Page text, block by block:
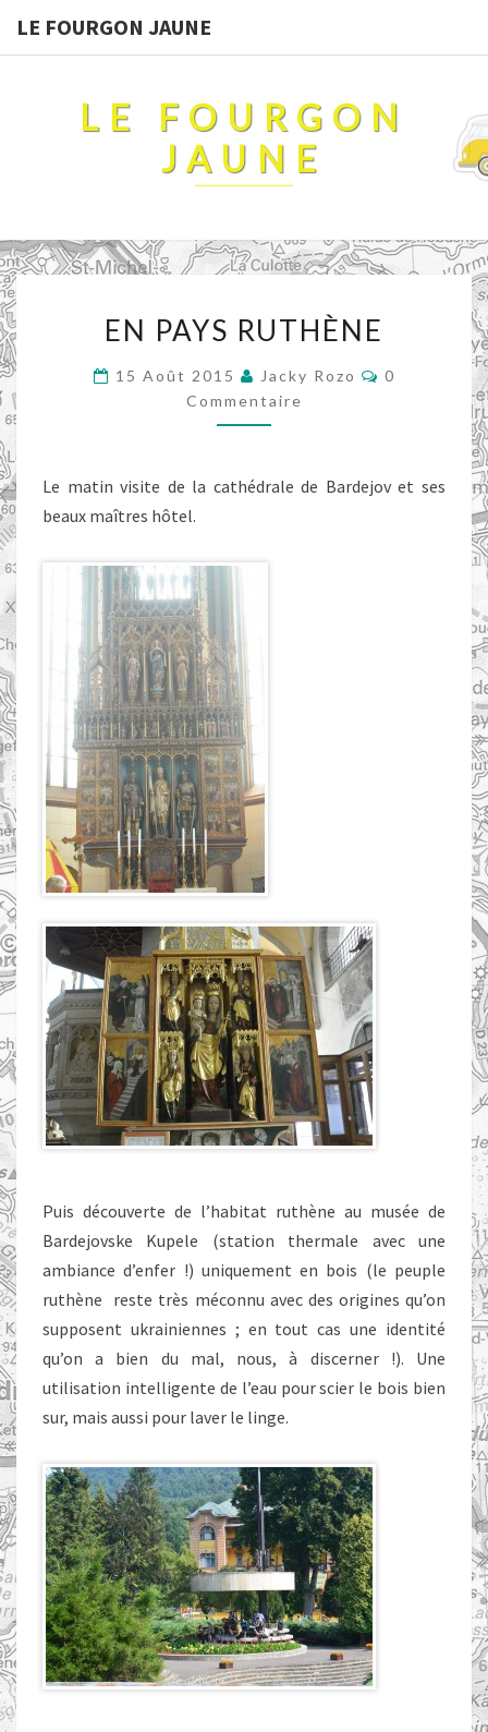
LE FOURGON JAUNE
LE FOURGON
JAUNE
PAYS
RUTHÈNE
EN PAYS RUTHÈNE
15 Août 2015 Jacky Rozo
0
Commentaire
Le matin visite de la cathédrale de Bardejov et ses
beaux maîtres hôtel.
Puis découverte de l’habitat ruthène au musée de
Bardejovske Kupele (station thermale avec une
ambiance d’enfer !) uniquement en bois (le peuple
ruthène reste très méconnu avec des origines qu’on
supposent ukrainiennes ; en tout cas une identité
qu’on a bien du mal, nous, à discerner !). Une
utilisation intelligente de l’eau pour scier le bois bien
sur, mais aussi pour laver le linge.